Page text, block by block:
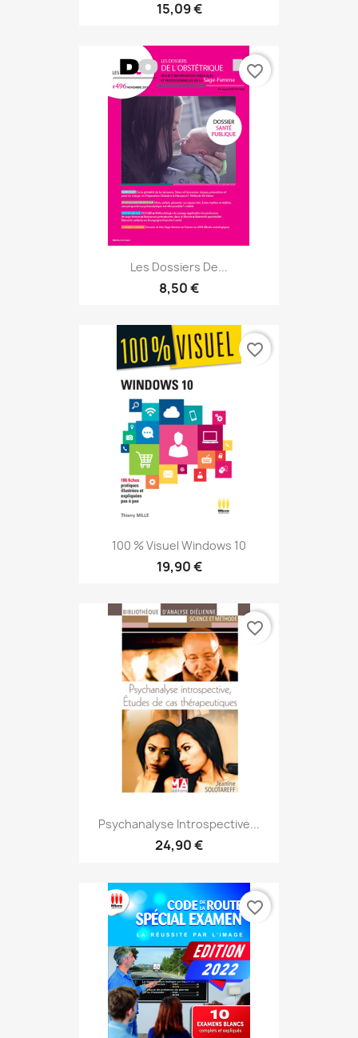
15,09 €
Les Dossiers De...
8,50 €
favorite_border
100 % Visuel Windows 10
19,90 €
favorite_border
Psychanalyse Introspective...
24,90 €
favorite_border
favorite_border